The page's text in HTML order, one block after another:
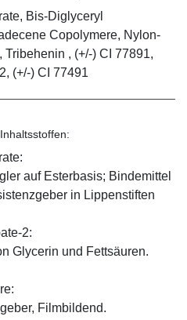
Bis-Diglyceryl
Copolymere, Nylon-
, (+/-) CI 77891,
(+/-) CI 77491
auf Esterbasis; Bindemittel
in Lippenstiften
2:
Glycerin und Fettsäuren.
Filmbildend.